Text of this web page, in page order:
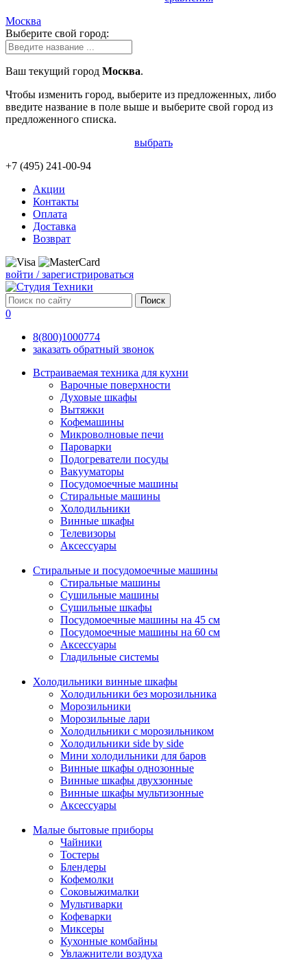
Москва
Выберите свой город:
Ваш текущий город Москва.
Чтобы изменить город, выберите из предложенных, либо
введите название в поле выше и выберите свой город из
предложенного списка.
выбрать
+7 (495) 241-00-94
Акции
Контакты
Оплата
Доставка
Возврат
войти / зарегистрироваться
Поиск
0
8(800)1000774
заказать обратный звонок
Встраиваемая техника для кухни
Варочные поверхности
Духовые шкафы
Вытяжки
Кофемашины
Микроволновые печи
Пароварки
Подогреватели посуды
Вакууматоры
Посудомоечные машины
Стиральные машины
Холодильники
Винные шкафы
Телевизоры
Аксессуары
Стиральные и посудомоечные машины
Стиральные машины
Сушильные машины
Сушильные шкафы
Посудомоечные машины на 45 см
Посудомоечные машины на 60 см
Аксессуары
Гладильные системы
Холодильники винные шкафы
Холодильники без морозильника
Морозильники
Морозильные лари
Холодильники с морозильником
Холодильники side by side
Мини холодильники для баров
Винные шкафы однозонные
Винные шкафы двухзонные
Винные шкафы мультизонные
Аксессуары
Малые бытовые приборы
Чайники
Тостеры
Блендеры
Кофемолки
Соковыжималки
Мультиварки
Кофеварки
Миксеры
Кухонные комбайны
Увлажнители воздуха